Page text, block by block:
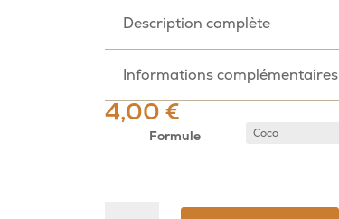
Description complète
Informations complémentaires
4,00€
Formule